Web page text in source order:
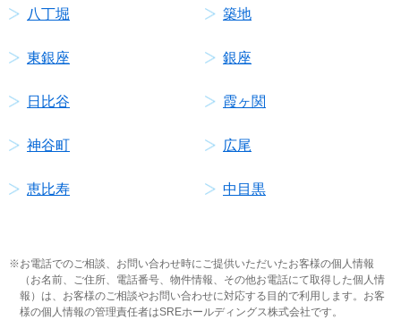
八丁堀 築地
東銀座 銀座
日比谷 霞ヶ関
神谷町 広尾
恵比寿 中目黒
お電話でのご相談、お問い合わせ時にご提供いただいたお客様の個人情報
（お名前、ご住所、電話番号、物件情報、その他お電話にて取得した個人情
報）は、お客様のご相談やお問い合わせに対応する目的で利用します。お客
様の個人情報の管理責任者はSREホールディングス株式会社です。